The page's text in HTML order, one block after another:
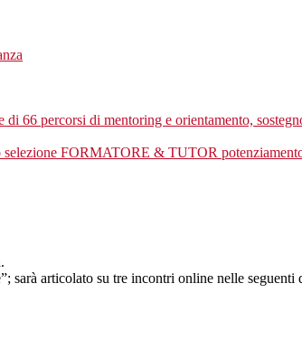
66 percorsi di mentoring e orientamento,
FORMATORE & TUTOR
sarà articolato su tre incontri online nelle seguenti